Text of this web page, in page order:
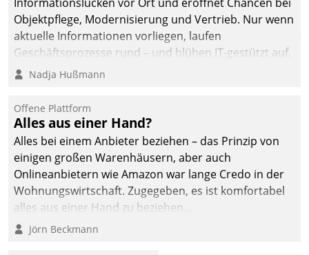
Objektpflege, Modernisierung und Vertrieb. Nur wenn
aktuelle Informationen vorliegen, laufen
Geschäftsprozesse rund – und blühen IT-gestützt auf.
Nadja Hußmann
Offene Plattform
Alles aus einer Hand?
Alles bei einem Anbieter beziehen – das Prinzip von
einigen großen Warenhäusern, aber auch
Onlineanbietern wie Amazon war lange Credo in der
Wohnungswirtschaft. Zugegeben, es ist komfortabel
alles aus einer Hand zu beziehen...
Jörn Beckmann